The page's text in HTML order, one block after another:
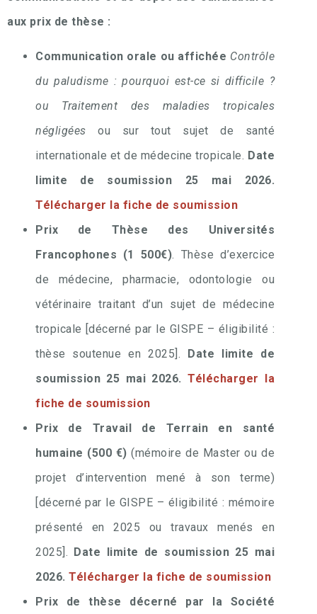
aux prix de thèse :
Communication orale ou affichée Contrôle
du paludisme : pourquoi est-ce si difficile ?
ou Traitement des maladies tropicales
négligées ou sur tout sujet de santé
internationale et de médecine tropicale. Date
limite de soumission 25 mai 2026.
Télécharger la fiche de soumission
Prix de Thèse des Universités
Francophones (1 500€). Thèse d’exercice
de médecine, pharmacie, odontologie ou
vétérinaire traitant d’un sujet de médecine
tropicale [décerné par le GISPE – éligibilité :
thèse soutenue en 2025].
Date limite de
soumission 25 mai 2026.Télécharger la
fiche de soumission
Prix de Travail de Terrain en santé
humaine (500 €) (mémoire de Master ou de
projet d’intervention mené à son terme)
[décerné par le GISPE – éligibilité : mémoire
présenté en 2025 ou travaux menés en
2025].
Date limite de soumission 25 mai
2026. Télécharger la fiche de soumission
Prix de thèse décerné par la Société